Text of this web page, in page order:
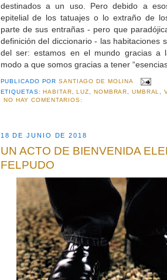
destinados a un uso. Pero debido a
epitelial de los tatuajes o lo extraño de
parte de sus entrañas - pero que
definición del diccionario - las habitaciones
del ser: estamos en el mundo gracias a
modo a que somos gracias a tener
PUBLICADO PORSANTIAGO DE MOLINA
ETIQUETAS: HABITAR, LUZ, NOMBRAR, UMBRAL,
NO HAY COMENTARIOS:
18 DE JUNIO DE 2018
UN ACTO DE BIENVENIDA
FELPUDO